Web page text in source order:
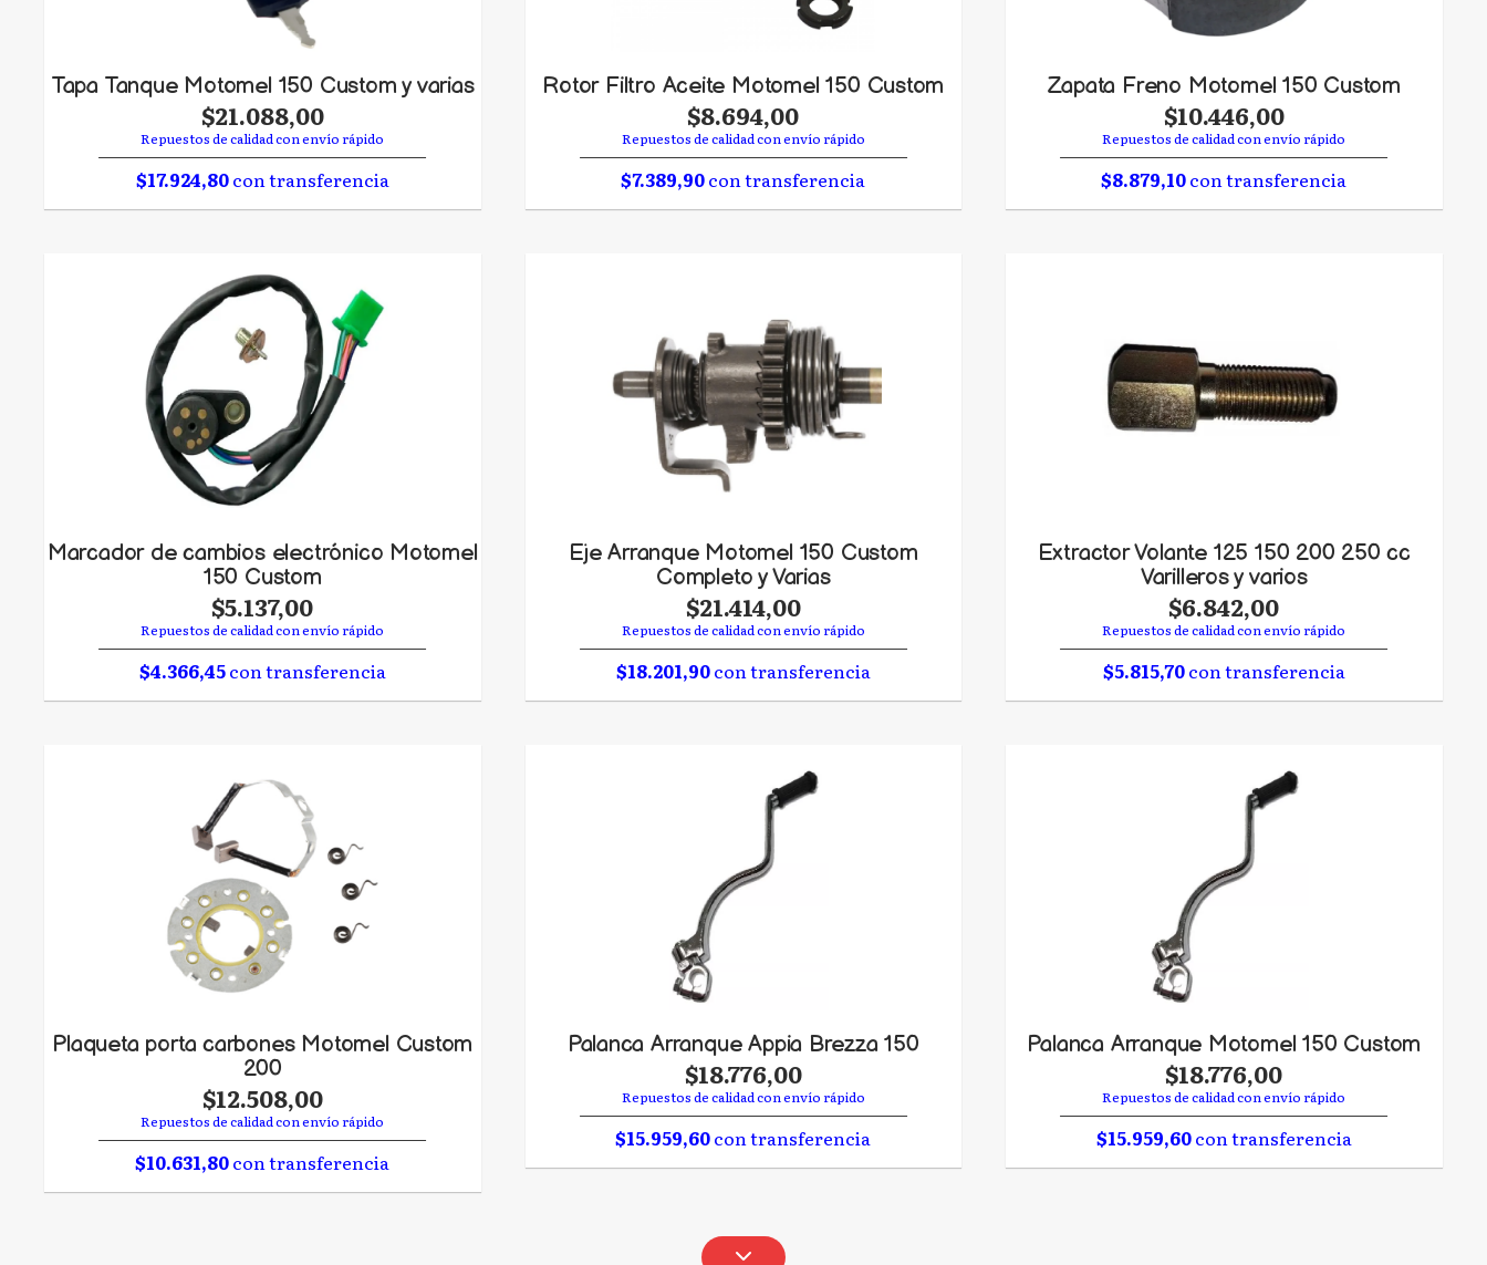
Tapa Tanque Motomel 150 Custom y varias
$21.088,00
Repuestos de calidad con envío rápido
$17.924,80con transferencia
Rotor Filtro Aceite Motomel 150 Custom
$8.694,00
Repuestos de calidad con envío rápido
$7.389,90con transferencia
Zapata Freno Motomel 150 Custom
$10.446,00
Repuestos de calidad con envío rápido
$8.879,10con transferencia
Marcador de cambios electrónico Motomel
150 Custom
$5.137,00
Repuestos de calidad con envío rápido
$4.366,45con transferencia
Eje Arranque Motomel 150 Custom
Completo y Varias
$21.414,00
Repuestos de calidad con envío rápido
$18.201,90con transferencia
Extractor Volante 125 150 200 250 cc
Varilleros y varios
$6.842,00
Repuestos de calidad con envío rápido
$5.815,70con transferencia
Plaqueta porta carbones Motomel Custom
200
$12.508,00
Repuestos de calidad con envío rápido
$10.631,80con transferencia
Palanca Arranque Appia Brezza 150
$18.776,00
Repuestos de calidad con envío rápido
$15.959,60con transferencia
Palanca Arranque Motomel 150 Custom
$18.776,00
Repuestos de calidad con envío rápido
$15.959,60con transferencia